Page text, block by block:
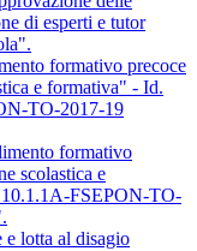
di esperti e tutor
formativo precoce
e formativa" - Id.
TO-2017-19
formativo
scolastica e
FSEPON-TO-
lotta al disagio